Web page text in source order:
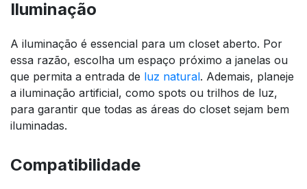
Iluminação
A iluminação é essencial para um closet aberto. Por
essa razão, escolha um espaço próximo a janelas ou
que permita a entrada de luz natural. Ademais, planeje
a iluminação artificial, como spots ou trilhos de luz,
para garantir que todas as áreas do closet sejam bem
iluminadas.
Compatibilidade